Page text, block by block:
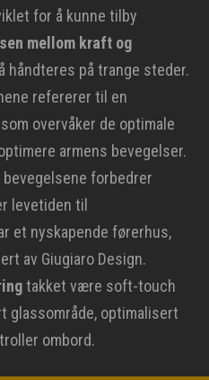
for å kunne tilby
mellom kraft og
håndteres på trange steder.
refererer til en
som overvåker de optimale
armens bevegelser.
forbedrer
levetiden til
et nyskapende førerhus,
av Giugiaro Design.
takket være soft-touch
glassområde, optimalisert
ombord.